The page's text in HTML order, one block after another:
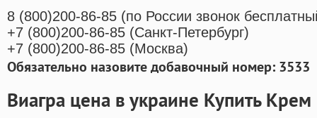
8 (800)200-86-85 (по России звонок
+7 (800)200-86-85 (Санкт-Петербург)
+7 (800)200-86-85 (Москва)
Обязательно назовите добавочный номер: 3533
Виагра цена в украине Купить